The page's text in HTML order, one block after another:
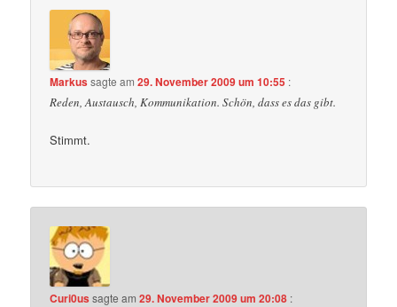
Markussagte am29. November 2009 um 10:55 :
Reden, Austausch, Kommunikation. Schön, dass es das gibt.
Stimmt.
Curi0us sagte am29. November 2009 um 20:08 :